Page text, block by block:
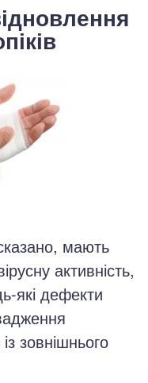
мають
активність,
які дефекти
зовнішнього